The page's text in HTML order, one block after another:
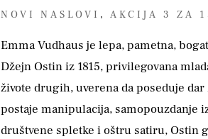
NOVI NASLOVI , AKCIJA 3 ZA
Emma Vudhaus je lepa, pametna,
Džejn Ostin iz 1815, privilegovana
živote drugih, uverena da poseduje
postaje manipulacija, samopouzdanje
društvene spletke i oštru satiru, Ostin